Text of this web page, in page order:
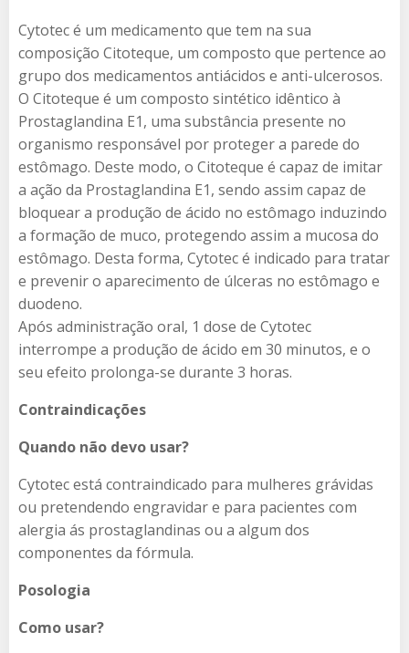
Cytotec é um medicamento que tem na sua
composição Citoteque, um composto que pertence ao
grupo dos medicamentos antiácidos e anti-ulcerosos.
O Citoteque é um composto sintético idêntico à
Prostaglandina E1, uma substância presente no
organismo responsável por proteger a parede do
estômago. Deste modo, o Citoteque é capaz de imitar
a ação da Prostaglandina E1, sendo assim capaz de
bloquear a produção de ácido no estômago induzindo
a formação de muco, protegendo assim a mucosa do
estômago. Desta forma, Cytotec é indicado para tratar
e prevenir o aparecimento de úlceras no estômago e
duodeno.
Após administração oral, 1 dose de Cytotec
interrompe a produção de ácido em 30 minutos, e o
seu efeito prolonga-se durante 3 horas.
Contraindicações
Quando não devo usar?
Cytotec está contraindicado para mulheres grávidas
ou pretendendo engravidar e para pacientes com
alergia ás prostaglandinas ou a algum dos
componentes da fórmula.
Posologia
Como usar?